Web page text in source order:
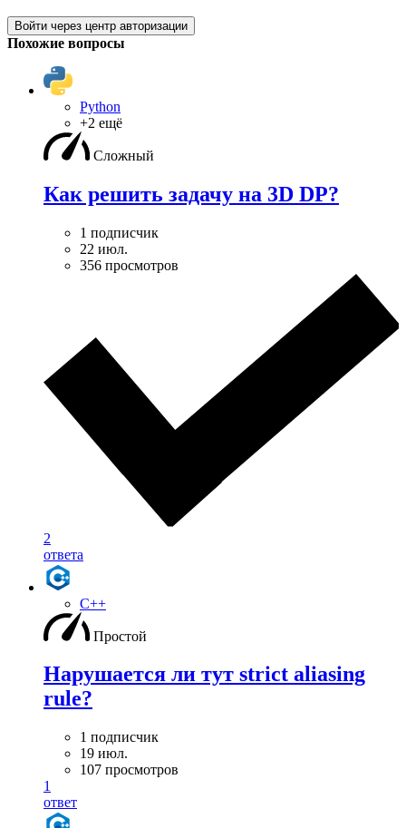
Войти через центр авторизации
Похожие вопросы
Python
+2 ещё
Сложный
Как решить задачу на 3D DP?
1 подписчик
22 июл.
356 просмотров
2
ответа
C++
Простой
Нарушается ли тут strict aliasing
rule?
1 подписчик
19 июл.
107 просмотров
1
ответ